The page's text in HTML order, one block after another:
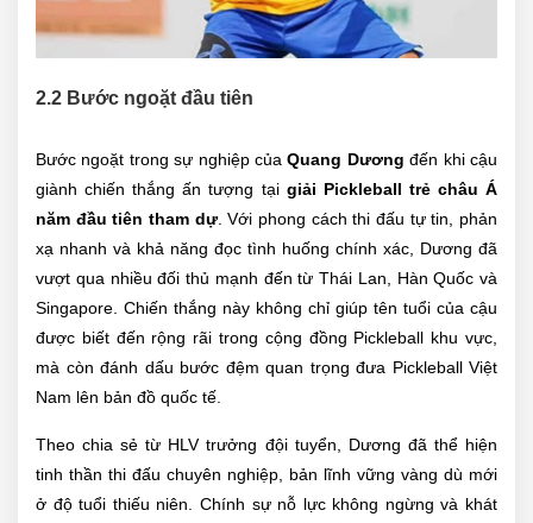
2.2 Bước ngoặt đầu tiên
Bước ngoặt trong sự nghiệp củaQuang Dương đến khi cậu
giành chiến thắng ấn tượng tại giải Pickleball trẻ châu Á
năm đầu tiên tham dự. Với phong cách thi đấu tự tin, phản
xạ nhanh và khả năng đọc tình huống chính xác, Dương đã
vượt qua nhiều đối thủ mạnh đến từ Thái Lan, Hàn Quốc và
Singapore. Chiến thắng này không chỉ giúp tên tuổi của cậu
được biết đến rộng rãi trong cộng đồng Pickleball khu vực,
mà còn đánh dấu bước đệm quan trọng đưa Pickleball Việt
Nam lên bản đồ quốc tế.
Theo chia sẻ từ HLV trưởng đội tuyển, Dương đã thể hiện
tinh thần thi đấu chuyên nghiệp, bản lĩnh vững vàng dù mới
ở độ tuổi thiếu niên. Chính sự nỗ lực không ngừng và khát